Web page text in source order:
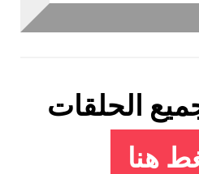
الحلقات
هنا